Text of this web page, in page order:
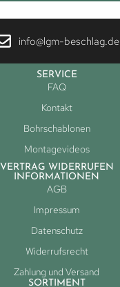
info@lgm-beschlag.de
SERVICE
FAQ
Kontakt
Bohrschablonen
Montagevideos
VERTRAG WIDERRUFEN
INFORMATIONEN
AGB
Impressum
Datenschutz
Widerrufsrecht
Zahlung und Versand
SORTIMENT